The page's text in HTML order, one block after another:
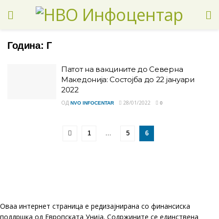
Година: Г
Патот на вакцините до Северна
Македонија: Состојба до 22 јануари
2022
ОД NVO INFOCENTAR 28/01/2022 0
1 … 5 6
Оваа интернет страница е редизајнирана со финансиска
поддршка од Европската Унија. Содржините се единствена